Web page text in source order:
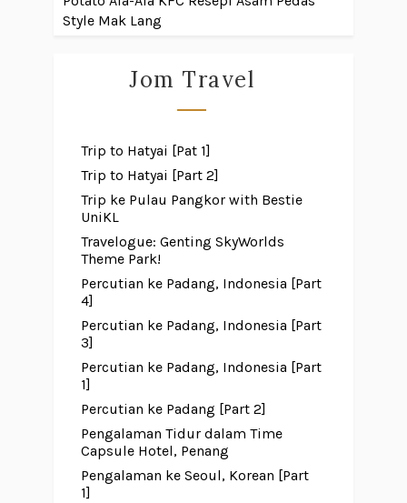
Style Mak Lang
Jom Travel
Trip to Hatyai [Pat 1]
Trip to Hatyai [Part 2]
Trip ke Pulau Pangkor with Bestie
UniKL
Travelogue: Genting SkyWorlds
Theme Park!
Percutian ke Padang, Indonesia [Part
4]
Percutian ke Padang, Indonesia [Part
3]
Percutian ke Padang, Indonesia [Part
1]
Percutian ke Padang [Part 2]
Pengalaman Tidur dalam Time
Capsule Hotel, Penang
Pengalaman ke Seoul, Korean [Part
1]